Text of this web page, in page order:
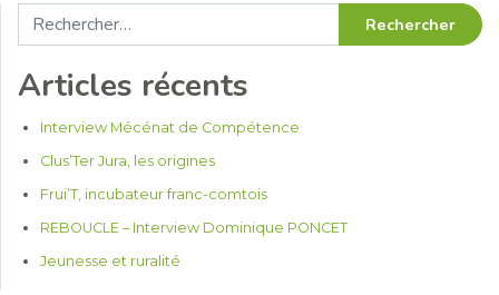
Rechercher :
Articles récents
Interview Mécénat de Compétence
Clus’Ter Jura, les origines
Frui’T, incubateur franc-comtois
REBOUCLE – Interview Dominique PONCET
Jeunesse et ruralité